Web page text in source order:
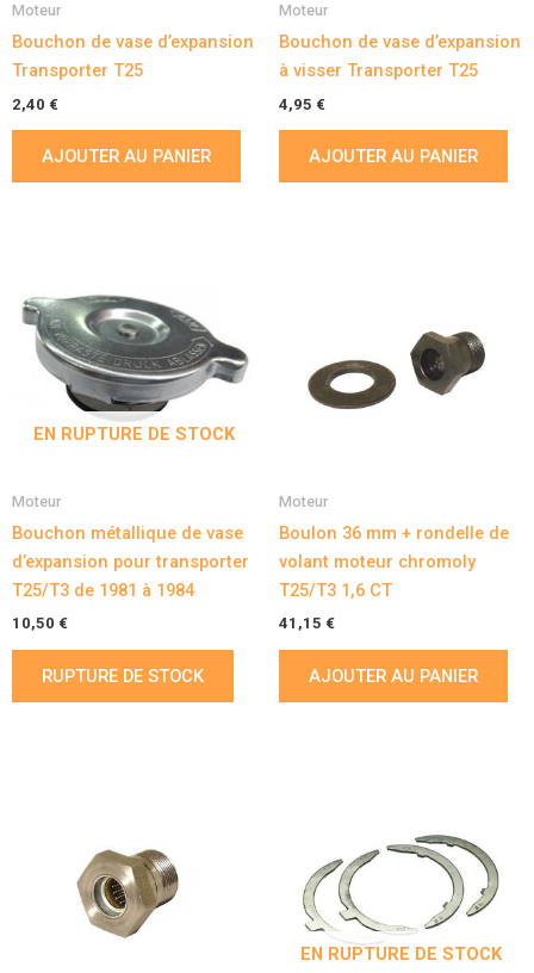
Moteur
Bouchon de vase d’expansion
Transporter T25
2,40 €
AJOUTER AU PANIER
Moteur
Bouchon de vase d’expansion
à visser Transporter T25
4,95 €
AJOUTER AU PANIER
EN RUPTURE DE STOCK
Moteur
Bouchon métallique de vase
d’expansion pour transporter
T25/T3 de 1981 à 1984
10,50 €
RUPTURE DE STOCK
Moteur
Boulon 36 mm + rondelle de
volant moteur chromoly
T25/T3 1,6 CT
41,15 €
AJOUTER AU PANIER
EN RUPTURE DE STOCK